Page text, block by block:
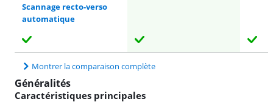
Scannage recto-verso
automatique
Montrer la comparaison complète
Généralités
Caractéristiques principales